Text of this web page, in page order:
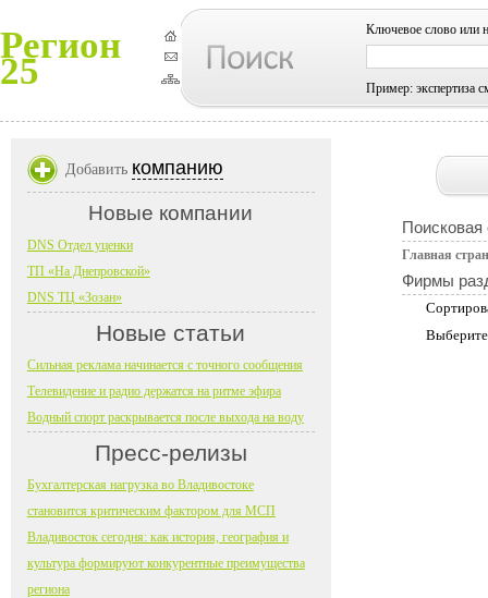
Регион
25
Ключевое слово или
Пример: экспертиза
Поисковая
Главная
Фирмы
Добавить компанию
Новые компании
DNS Отдел уценки
ТП «На Днепровской»
DNS ТЦ «Зозан»
Новые статьи
Сильная реклама начинается с точного сообщения
Телевидение и радио держатся на ритме эфира
Водный спорт раскрывается после выхода на воду
Пресс-релизы
Бухгалтерская нагрузка во Владивостоке
становится критическим фактором для МСП
Владивосток сегодня: как история, география и
культура формируют конкурентные преимущества
региона